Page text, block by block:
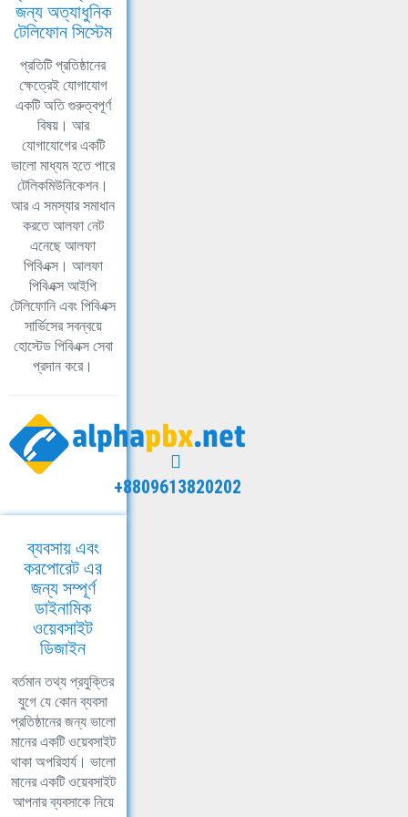
জন্য অত্যাধুনিক
টেলিফোন সিস্টেম
প্রতিটি প্রতিষ্ঠানের
ক্ষেত্রেই যোগাযোগ
একটি অতি গুরুত্বপূর্ণ
বিষয়। আর
যোগাযোগের একটি
ভালো মাধ্যম হতে পারে
টেলিকমিউনিকেশন।
আর এ সমস্যার সমাধান
করতে আলফা নেট
এনেছে আলফা
পিবিএক্স। আলফা
পিবিএক্স আইপি
টেলিফোনি এবং পিবিএক্স
সার্ভিসের সবন্বয়ে
হোস্টেড পিবিএক্স সেবা
প্রদান করে।
+8809613820202
ব্যবসায় এবং
করপোরেট এর
জন্য সম্পূর্ণ
ডাইনামিক
ওয়েবসাইট
ডিজাইন
বর্তমান তথ্য প্রযুক্তির
যুগে যে কোন ব্যবসা
প্রতিষ্ঠানের জন্য ভালো
মানের একটি ওয়েবসাইট
থাকা অপরিহার্য। ভালো
মানের একটি ওয়েবসাইট
আপনার ব্যবসাকে নিয়ে